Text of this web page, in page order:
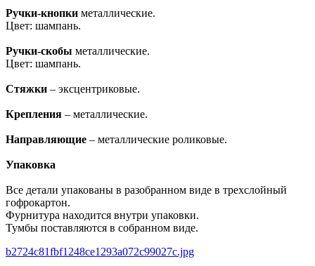
Ручки-кнопки металлические.
Цвет: шампань.
Ручки-скобы металлические.
Цвет: шампань.
Стяжки – эксцентриковые.
Крепления – металлические.
Направляющие – металлические роликовые.
Упаковка
Все детали упакованы в разобранном виде в трехслойный
гофрокартон.
Фурнитура находится внутри упаковки.
Тумбы поставляются в собранном виде.
b2724c81fbf1248ce1293a072c99027c.jpg